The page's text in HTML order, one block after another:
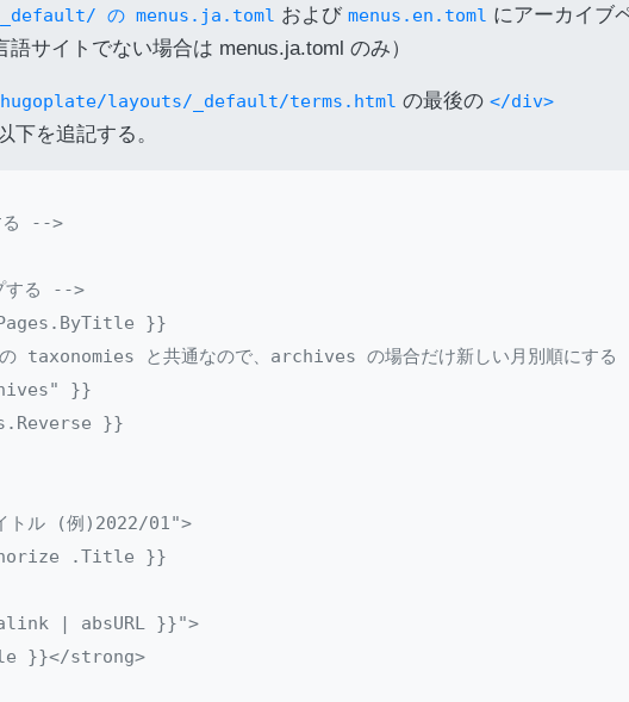
_default/ の menus.ja.toml および menus.en.toml にアーカイブ
サイトでない場合は menus.ja.toml のみ）
hugoplate/layouts/_default/terms.html の最後の </div>
下を追記する。
る -->
する -->
}}
taxonomies と共通なので、archives の場合だけ新しい月別順にする
}}
}}
トル (例)2022/01">
.Title }}
| absURL }}">
}}</strong>